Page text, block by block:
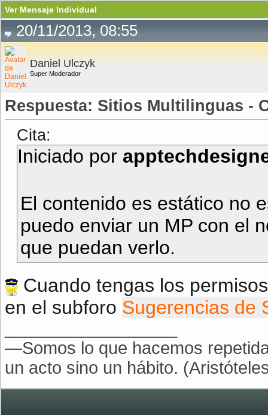
Ver Mensaje Individual
20/11/2013, 08:55
Daniel Ulczyk
Super Moderador
Respuesta: Sitios Multilinguas -
Cita:
Iniciado por
El contenido es estático no
puedo enviar un MP con el
que puedan verlo.
Cuando tengas los
en el subforo Sugerencias de
—Somos lo que hacemos
un acto sino un hábito.